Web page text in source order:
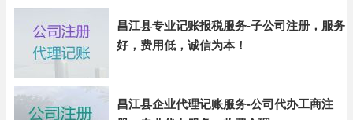
昌江县专业记账报税服务-子公司注册，服务
好，费用低，诚信为本！
昌江县企业代理记账服务-公司代办工商注